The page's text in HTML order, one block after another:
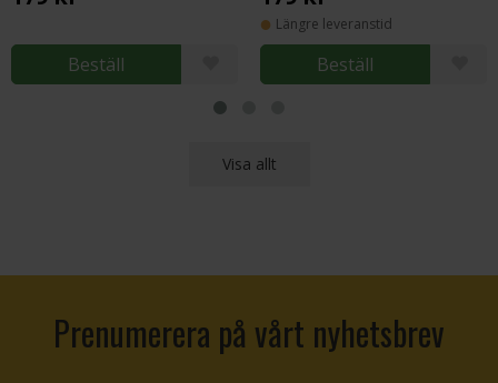
Beställ
Längre leveranstid
Beställ
Visa allt
Prenumerera på vårt nyhetsbrev